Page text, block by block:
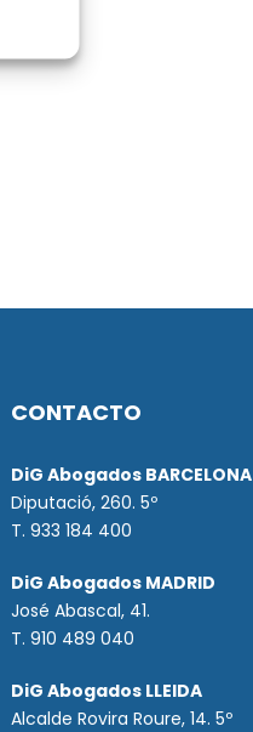
CONTACTO
DiG Abogados BARCELONA
Diputació, 260. 5º
T. 933 184 400
DiG Abogados MADRID
José Abascal, 41.
T.910 489 040
DiG Abogados LLEIDA
Alcalde Rovira Roure, 14. 5º